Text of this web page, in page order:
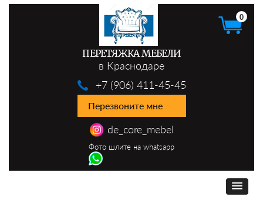
ПЕРЕТЯЖКА МЕБЕЛИ
в Краснодаре
de_core_mebel
Фото шлите на whatsapp
+7 (906) 411-45-45
Перезвоните мне
0